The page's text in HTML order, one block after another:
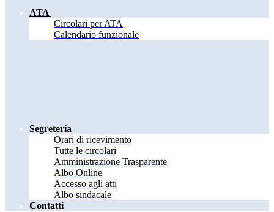
ATA
Circolari per ATA
Calendario funzionale
Segreteria
Orari di ricevimento
Tutte le circolari
Amministrazione Trasparente
Albo Online
Accesso agli atti
Albo sindacale
Contatti